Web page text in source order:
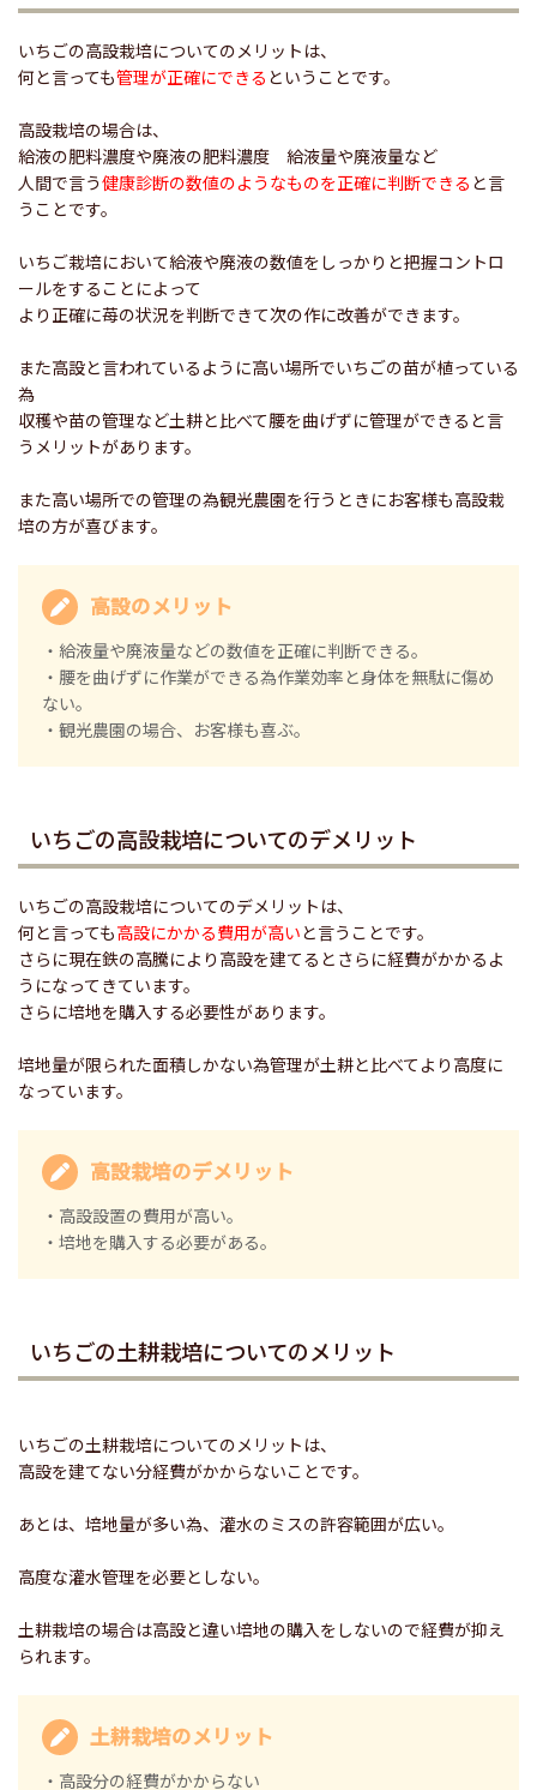
いちごの高設栽培についてのメリットは、
何と言っても管理が正確にできる ということです。
高設栽培の場合は、
給液の肥料濃度や廃液の肥料濃度 給液量や廃液量など
人間で言う健康診断の数値のようなものを正確に判断できる と言
うことです。
いちご栽培において給液や廃液の数値をしっかりと把握コントロ
ールをすることによって
より正確に苺の状況を判断できて次の作に改善ができます。
また高設と言われているように高い場所でいちごの苗が植っている
為
収穫や苗の管理など土耕と比べて腰を曲げずに管理ができると言
うメリットがあります。
また高い場所での管理の為観光農園を行うときにお客様も高設栽
培の方が喜びます。
高設のメリット
・給液量や廃液量などの数値を正確に判断できる。
・腰を曲げずに作業ができる為作業効率と身体を無駄に傷め
ない。
・観光農園の場合、お客様も喜ぶ。
いちごの高設栽培についてのデメリット
いちごの高設栽培についてのデメリットは、
何と言っても高設にかかる費用が高いと言うことです。
さらに現在鉄の高騰により高設を建てるとさらに経費がかかるよ
うになってきています。
さらに培地を購入する必要性があります。
培地量が限られた面積しかない為管理が土耕と比べてより高度に
なっています。
高設栽培のデメリット
・高設設置の費用が高い。
・培地を購入する必要がある。
いちごの土耕栽培についてのメリット
いちごの土耕栽培についてのメリットは、
高設を建てない分経費がかからないことです。
あとは、培地量が多い為、灌水のミスの許容範囲が広い。
高度な灌水管理を必要としない。
土耕栽培の場合は高設と違い培地の購入をしないので経費が抑え
られます。
土耕栽培のメリット
・高設分の経費がかからない